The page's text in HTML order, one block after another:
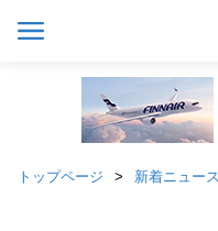
トップページ 新着ニュース